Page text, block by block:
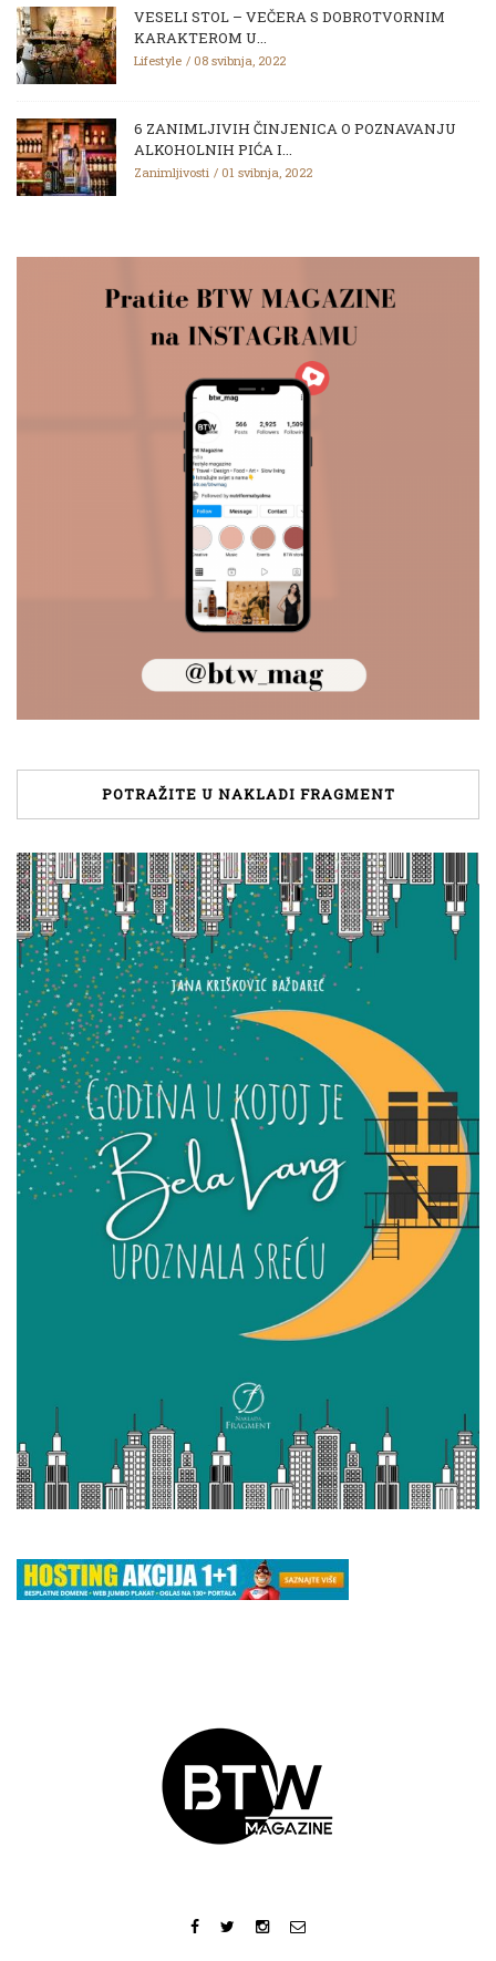
VESELI STOL – VEČERA S DOBROTVORNIM
KARAKTEROM U...
Lifestyle 08 svibnja, 2022
6 ZANIMLJIVIH ČINJENICA O POZNAVANJU
ALKOHOLNIH PIĆA I...
Zanimljivosti 01 svibnja, 2022
POTRAŽITE U NAKLADI FRAGMENT